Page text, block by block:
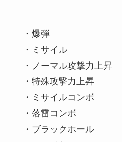
・爆弾
・ミサイル
・ノーマル攻撃力上昇
・特殊攻撃力上昇
・ミサイルコンボ
・落雷コンボ
・ブラックホール